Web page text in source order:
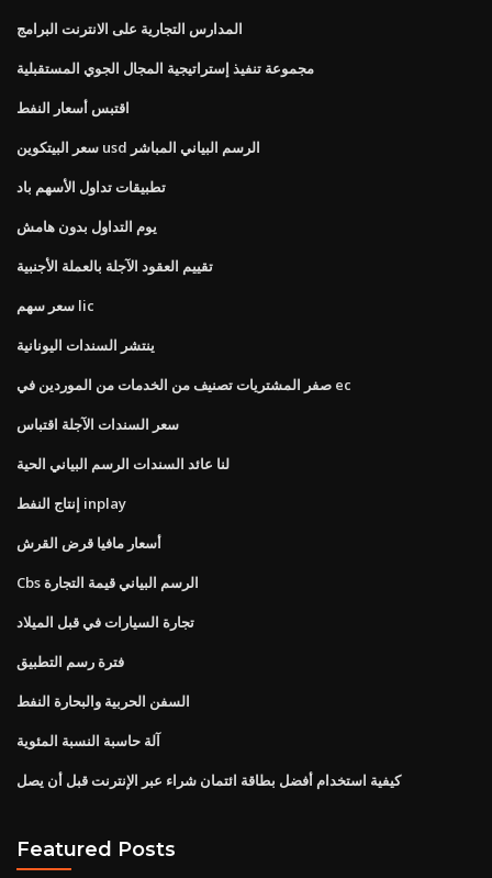
المدارس التجارية على الانترنت البرامج
مجموعة تنفيذ إستراتيجية المجال الجوي المستقبلية
اقتبس أسعار النفط
سعر البيتكوين usd الرسم البياني المباشر
تطبيقات تداول الأسهم باد
يوم التداول بدون هامش
تقييم العقود الآجلة بالعملة الأجنبية
سعر سهم lic
ينتشر السندات اليونانية
صفر المشتريات تصنيف من الخدمات من الموردين في ec
سعر السندات الآجلة اقتباس
لنا عائد السندات الرسم البياني الحية
إنتاج النفط inplay
أسعار مافيا قرض القرش
Cbs الرسم البياني قيمة التجارة
تجارة السيارات في قبل الميلاد
فترة رسم التطبيق
السفن الحربية والبحارة النفط
آلة حاسبة النسبة المئوية
كيفية استخدام أفضل بطاقة ائتمان شراء عبر الإنترنت قبل أن يصل
Featured Posts